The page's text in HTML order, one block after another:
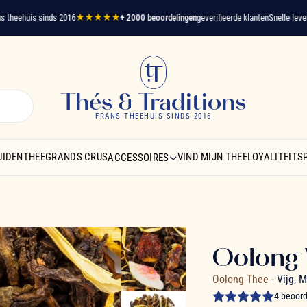
sinds 2016★★★★★+ 2000 beoordelingengeverifieerde klantenSnelle levering -
Thés & Traditions
FRANS THEEHUIS SINDS 2016
GRANDS CRUSACCESSOIRES VIND MIJN THEE
Oolong
Oolong Thee- Vijg,
4